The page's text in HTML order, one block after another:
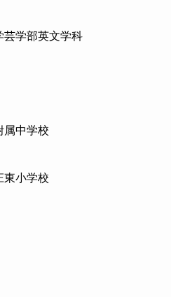
学部英文学科
属中学校
東小学校